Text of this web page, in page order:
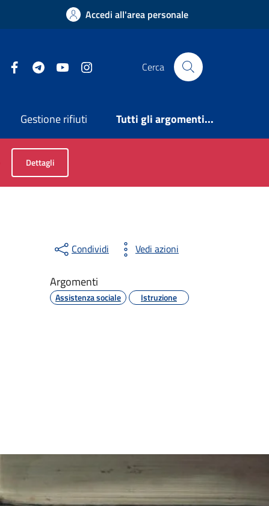
Accedi all'area personale
FacebookTelegramYouTube Cerca
Gestione rifiuti Tutti gli argomenti...
Dettagli
Condividi Vedi azioni
Argomenti
Assistenza sociale Istruzione